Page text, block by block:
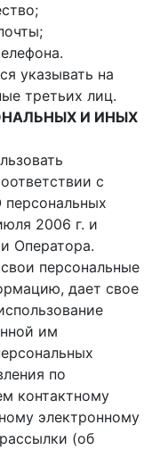
указывать на
третьих лиц.
И ИНЫХ
с
2006 г. и
Оператора.
персональные
дает свое
им
по
контактному
электронному
(об